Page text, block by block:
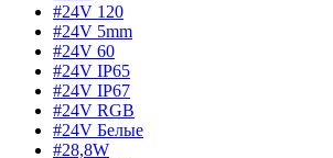
#24V 120
#24V 5mm
#24V 60
#24V IP65
#24V IP67
#24V RGB
#24V Белые
#28,8W